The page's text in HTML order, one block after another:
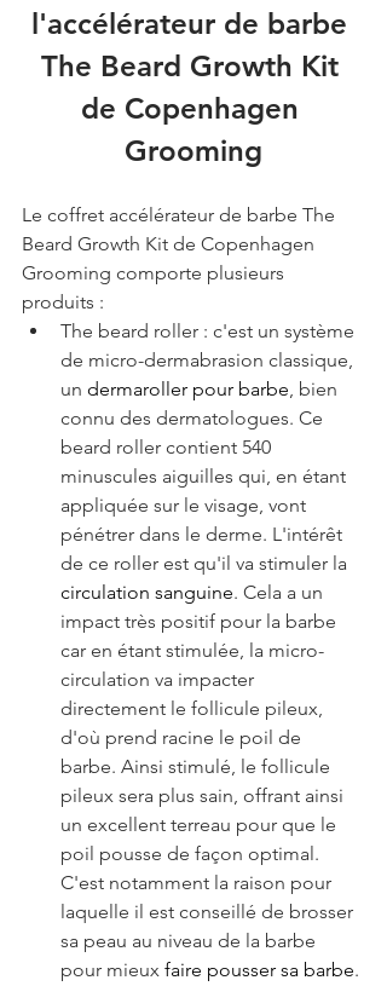
l'accélérateur de barbe
The Beard Growth Kit
de Copenhagen
Grooming
Le coffret accélérateur de barbe The
Beard Growth Kit de Copenhagen
Grooming comporte plusieurs
produits :
The beard roller : c'est un système
de micro-dermabrasion classique,
un dermaroller pour barbe, bien
connu des dermatologues. Ce
beard roller contient 540
minuscules aiguilles qui, en étant
appliquée sur le visage, vont
pénétrer dans le derme. L'intérêt
de ce roller est qu'il va stimuler la
circulation sanguine. Cela a un
impact très positif pour la barbe
car en étant stimulée, la micro-
circulation va impacter
directement le follicule pileux,
d'où prend racine le poil de
barbe. Ainsi stimulé, le follicule
pileux sera plus sain, offrant ainsi
un excellent terreau pour que le
poil pousse de façon optimal.
C'est notamment la raison pour
laquelle il est conseillé de brosser
sa peau au niveau de la barbe
pour mieux faire pousser sa barbe.